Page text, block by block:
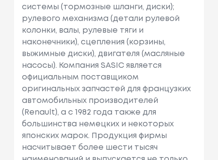
системы (тормозные шланги, диски);
рулевого механизма (детали рулевой
колонки, валы, рулевые тяги и
наконечники), сцепления (корзины,
выжимные диски), двигателя (масляные
насосы). Компания SASIC является
официальным поставщиком
оригинальных запчастей для французких
автомобильных производителей
(Renault), а с 1982 года также для
большинства немецких и некоторых
японских марок. Продукция фирмы
насчитывает более шести тысяч